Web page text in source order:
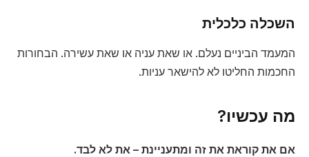
השכלה כלכלית
המעמד הביניים נעלם. או שאת עניה או שאת עשירה. הבחורות
החכמות החליטו לא להישאר עניות.
מה עכשיו?
אם את קוראת את זה ומתעניינת – את לא לבד.